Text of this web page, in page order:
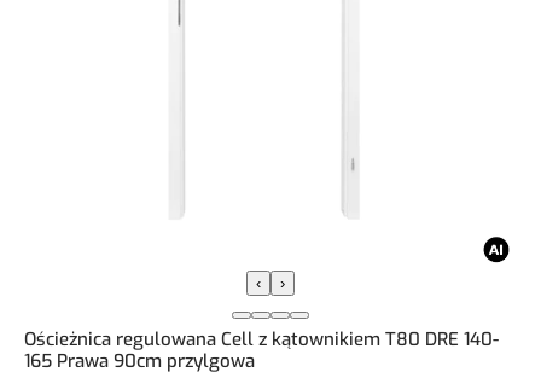
‹ ›
Ościeżnica regulowana Cell z kątownikiem T80 DRE 140-
165 Prawa 90cm przylgowa